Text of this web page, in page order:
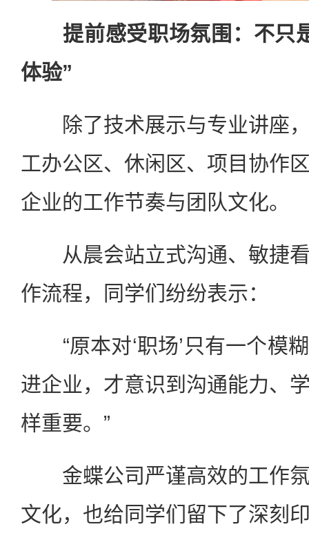
提前感受职场氛围：不只
体验”
除了技术展示与专业讲座，
工办公区、休闲区、项目协作
企业的工作节奏与团队文化。
从晨会站立式沟通、敏捷看
作流程，同学们纷纷表示：
“原本对‘职场’只有一个模
进企业，才意识到沟通能力、
样重要。”
金蝶公司严谨高效的工作氛
文化，也给同学们留下了深刻